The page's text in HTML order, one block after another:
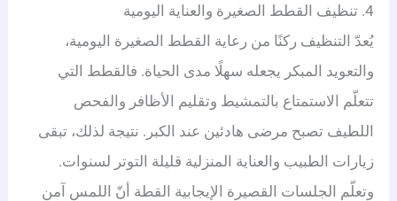
يُعدّ التنظيف ركنًا من رعاية القطط الصغيرة اليومية،
والتعويد المبكر يجعله سهلًا مدى الحياة. فالقطط التي
تتعلّم الاستمتاع بالتمشيط وتقليم الأظافر والفحص
اللطيف تصبح مرضى هادئين عند الكبر. نتيجة لذلك، تبقى
زيارات الطبيب والعناية المنزلية قليلة التوتر لسنوات.
وتعلّم الجلسات القصيرة الإيجابية القطة أنّ اللمس آمن